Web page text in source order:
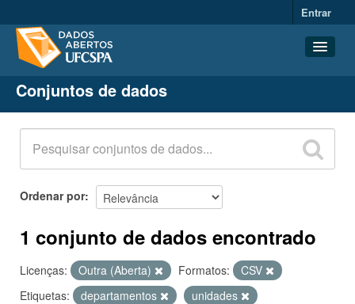
Entrar
Conjuntos de dados
Organizações
Grupos
Sobre
Conjuntos de dados
Ordenar por
1 conjunto de dados encontrado
Licenças: Outra (Aberta) Formatos:
CSV
Etiquetas:
departamentos
unidades